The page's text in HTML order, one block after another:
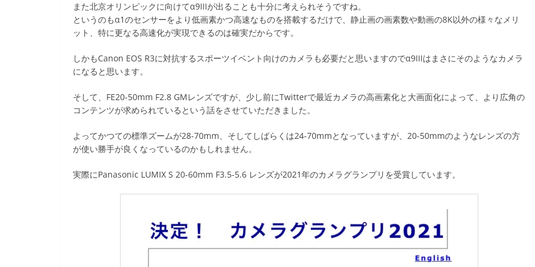
また北京オリンピックに向けてα9IIIが出ることも十分に考えられそうですね。
というのもα1のセンサーをより低画素かつ高速なものを搭載するだけで、静止画の画素数や動画の8K以外の様々なメリ
ット、特に更なる高速化が実現できるのは確実だからです。
しかもCanon EOS R3に対抗するスポーツイベント向けのカメラも必要だと思いますのでα9IIIはまさにそのようなカメラ
になると思います。
そして、FE20-50mm F2.8 GMレンズですが、少し前にTwitterで最近カメラの高画素化と大画面化によって、より広角の
コンテンツが求められているという話をさせていただきました。
よってかつての標準ズームが28-70mm、そしてしばらくは24-70mmとなっていますが、20-50mmのようなレンズの方
が使い勝手が良くなっているのかもしれません。
実際にPanasonic LUMIX S 20-60mm F3.5-5.6 レンズが2021年のカメラグランプリを受賞しています。